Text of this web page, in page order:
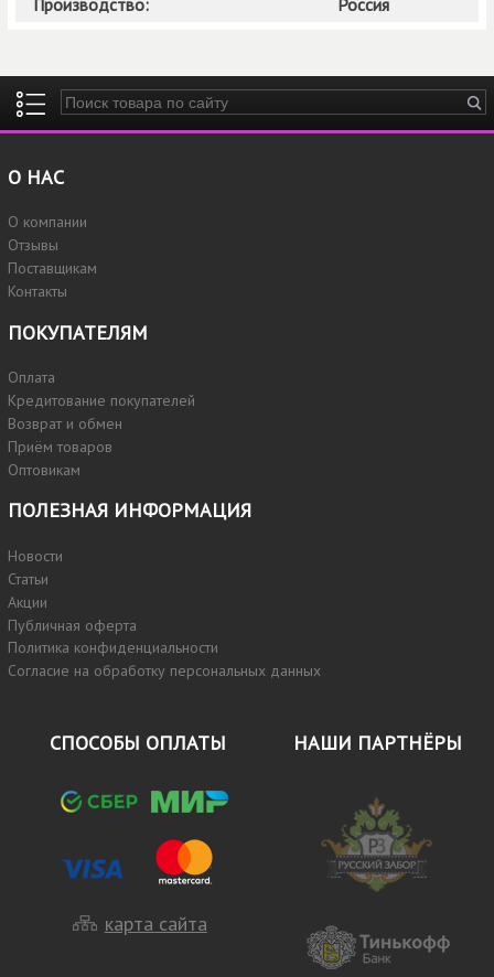
Введите ключевые слова для поиска
О НАС
О компании
Отзывы
Поставщикам
Контакты
ПОКУПАТЕЛЯМ
Оплата
Кредитование покупателей
Возврат и обмен
Приём товаров
Оптовикам
ПОЛЕЗНАЯ ИНФОРМАЦИЯ
Новости
Статьи
Акции
Публичная оферта
Политика конфиденциальности
Согласие на обработку персональных данных
СПОСОБЫ ОПЛАТЫ
карта сайта
НАШИ ПАРТНЁРЫ